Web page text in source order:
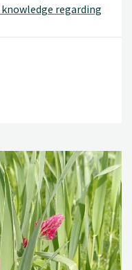
regarding
of Fusarium
is changing